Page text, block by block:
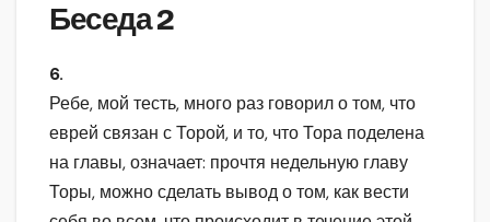
Беседа 2
6.
Ребе, мой тесть, много раз говорил о том, что
еврей связан с Торой, и то, что Тора поделена
на главы, означает: прочтя недельную главу
Торы, можно сделать вывод о том, как вести